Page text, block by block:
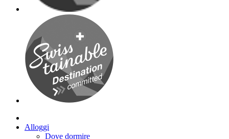
Alloggi
Dove dormire